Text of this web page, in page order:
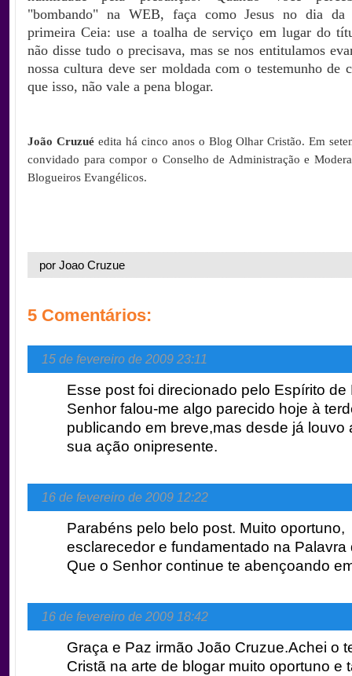
"bombando" na WEB, faça como Jesus no dia da
primeira Ceia: use a toalha de serviço em lugar do
não disse tudo o precisava, mas se nos entitulamos
nossa cultura deve ser moldada com o testemunho de
que isso, não vale a pena blogar.
João Cruzué edita há cinco anos o Blog Olhar Cristão. Em
convidado para compor o Conselho de Administração e
Blogueiros Evangélicos.
por Joao Cruzue
5 Comentários:
15 de fevereiro de 2009 23:11
Esse post foi direcionado pelo Espírito de
Senhor falou-me algo parecido hoje à
publicando em breve,mas desde já louvo
sua ação onipresente.
16 de fevereiro de 2009 12:22
Parabéns pelo belo post. Muito oportuno,
esclarecedor e fundamentado na Palavra
Que o Senhor continue te abençoando
16 de fevereiro de 2009 18:42
Graça e Paz irmão João Cruzue.Achei o
Cristã na arte de blogar muito oportuno e